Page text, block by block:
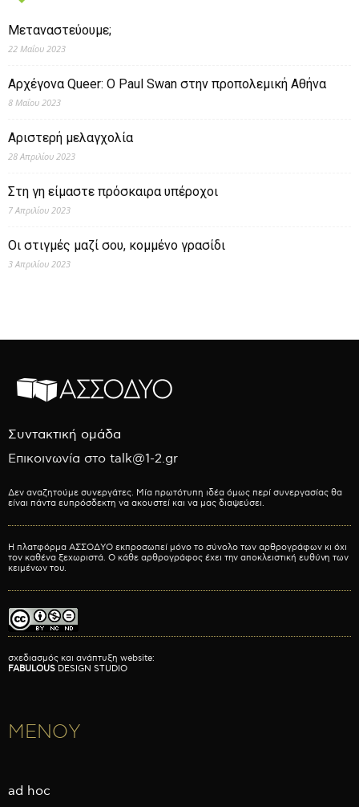
Μεταναστεύουμε;
22 Μαΐου 2023
Αρχέγονα Queer: O Paul Swan στην προπολεμική Αθήνα
8 Μαΐου 2023
Αριστερή μελαγχολία
28 Απριλίου 2023
Στη γη είμαστε πρόσκαιρα υπέροχοι
7 Απριλίου 2023
Οι στιγμές μαζί σου, κομμένο γρασίδι
3 Απριλίου 2023
Συντακτική ομάδα
Επικοινωνία στο talk@1-2.gr
Δεν αναζητούμε συνεργάτες. Μία πρωτότυπη ιδέα όμως περί συνεργασίας θα
είναι πάντα ευπρόσδεκτη να ακουστεί και να μας διαψεύσει.
Η πλατφόρμα ΑΣΣΟΔΥΟ εκπροσωπεί μόνο το σύνολο των αρθρογράφων κι όχι
τον καθένα ξεχωριστά. Ο κάθε αρθρογράφος έχει την αποκλειστική ευθύνη των
κειμένων του.
σχεδιασμός και ανάπτυξη website:
FABULOUS DESIGN STUDIO
ΜΕΝΟΥ
ad hoc